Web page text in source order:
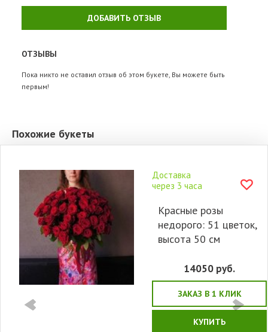
ДОБАВИТЬ ОТЗЫВ
ОТЗЫВЫ
Пока никто не оставил отзыв об этом букете, Вы можете быть
первым!
Похожие букеты
Доставка
через 3 часа
Красные розы
недорого: 51 цветок,
высота 50 см
14050 руб.
ЗАКАЗ В 1 КЛИК
КУПИТЬ